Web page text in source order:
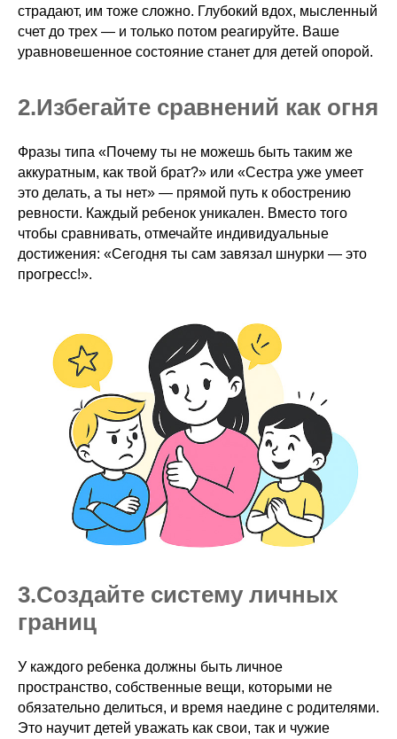
страдают, им тоже сложно. Глубокий вдох, мысленный
счет до трех — и только потом реагируйте. Ваше
уравновешенное состояние станет для детей опорой.
2.ㅤИзбегайте сравнений как огня
Фразы типа «Почему ты не можешь быть таким же
аккуратным, как твой брат?» или «Сестра уже умеет
это делать, а ты нет» — прямой путь к обострению
ревности. Каждый ребенок уникален. Вместо того
чтобы сравнивать, отмечайте индивидуальные
достижения: «Сегодня ты сам завязал шнурки — это
прогресс!».
3.ㅤСоздайте систему личных
границ
У каждого ребенка должны быть личное
пространство, собственные вещи, которыми не
обязательно делиться, и время наедине с родителями.
Это научит детей уважать как свои, так и чужие